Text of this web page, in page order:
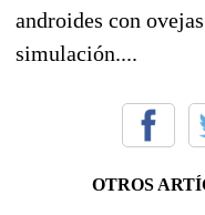
androides con
simulación....
OTROS